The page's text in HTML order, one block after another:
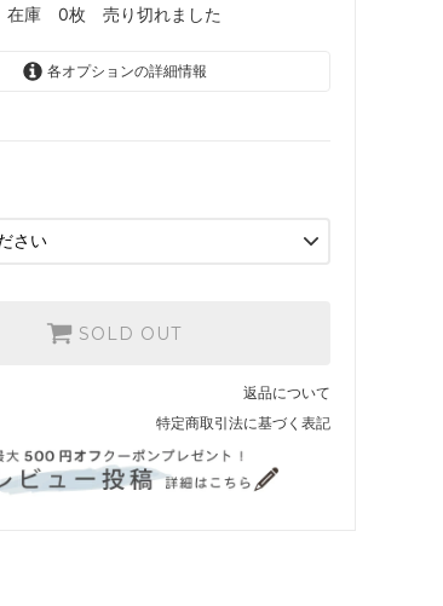
在庫 0枚 売り切れました
各オプションの詳細情報
SOLD OUT
返品について
特定商取引法に基づく表記